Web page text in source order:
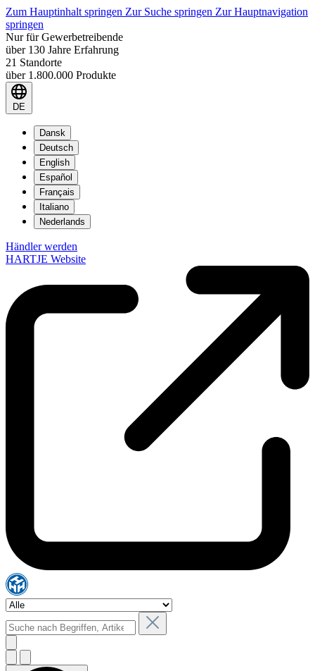
Zum Hauptinhalt springen Zur Suche springen Zur Hauptnavigation
springen
Nur für Gewerbetreibende
über 130 Jahre Erfahrung
21 Standorte
über 1.800.000 Produkte
DE
Dansk
Deutsch
English
Español
Français
Italiano
Nederlands
Händler werden
HARTJE Website